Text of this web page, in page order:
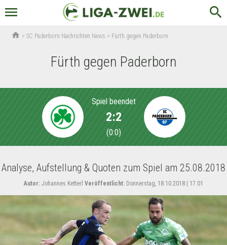
menu search
home >SC Paderborn Nachrichten News > Fürth gegen Paderborn
Fürth gegen Paderborn
Spiel beendet
2:2
(0:0)
Analyse, Aufstellung & Quoten zum Spiel am 25.08.2018
Autor: Johannes Ketterl Veröffentlicht: Donnerstag, 18.10.2018 | 17:01